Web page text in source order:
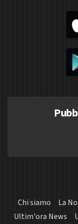
Chi siamo La
Ultim'ora News